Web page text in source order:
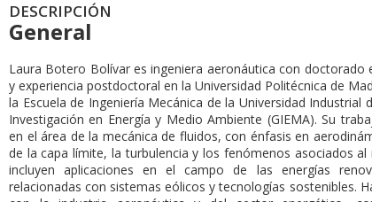
DESCRIPCIÓN
General
Laura Botero Bolívar es ingeniera aeronáutica con doctorado
y experiencia postdoctoral en la Universidad Politécnica de
la Escuela de Ingeniería Mecánica de la Universidad Industrial
Investigación en Energía y Medio Ambiente (GIEMA). Su
en el área de la mecánica de fluidos, con énfasis en
de la capa límite, la turbulencia y los fenómenos asociados
incluyen aplicaciones en el campo de las energías
relacionadas con sistemas eólicos y tecnologías sostenibles.